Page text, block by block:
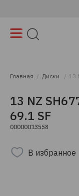
Главная Диски 13
13 NZ
69.1 SF
00000013558
В избранное